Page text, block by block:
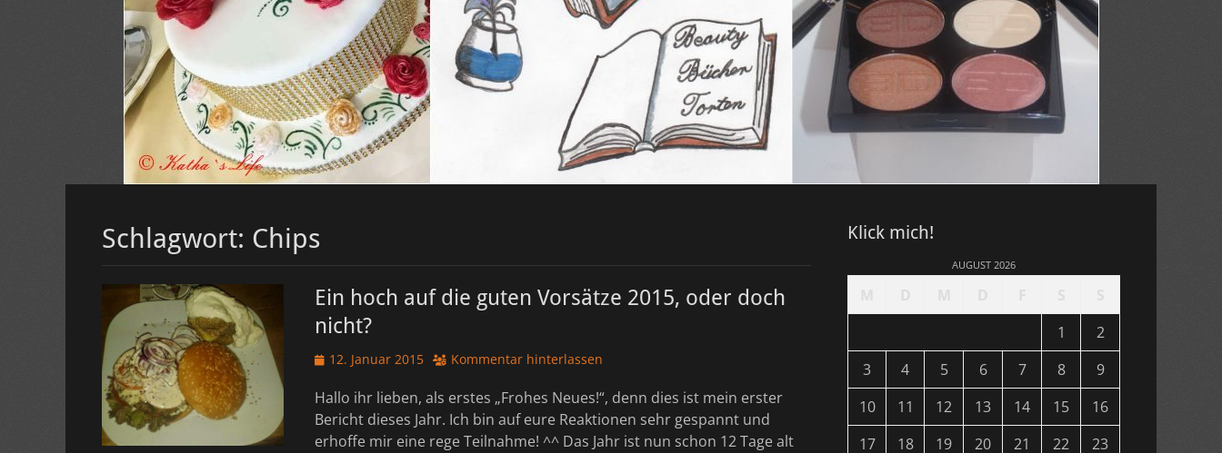
Schlagwort: Chips
Ein hoch auf die guten Vorsätze 2015, oder doch
nicht?
Veröffentlicht
12. Januar 2015 Kommentar hinterlassen
Hallo ihr lieben, als erstes „Frohes Neues!“, denn dies ist mein erster
Bericht dieses Jahr. Ich bin auf eure Reaktionen sehr gespannt und
erhoffe mir eine rege Teilnahme! ^^ Das Jahr ist nun schon 12 Tage alt
Klick mich!
AUGUST 2026
1
2
3
4 5 6 7 8
9
10
11 12 13 14 15
16
17
18 19 20 21 22
23